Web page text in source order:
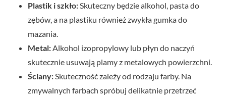
Plastik i szkło:Skuteczny będzie alkohol, pasta do
zębów, a na plastiku również zwykła gumka do
mazania.
Metal:Alkohol izopropylowy lub płyn do naczyń
skutecznie usuwają plamy z metalowych powierzchni.
Ściany:Skuteczność zależy od rodzaju farby. Na
zmywalnych farbach spróbuj delikatnie przetrzeć